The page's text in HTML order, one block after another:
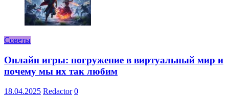
Советы
Онлайн игры: погружение в виртуальный мир и
почему мы их так любим
18.04.2025 Redactor 0